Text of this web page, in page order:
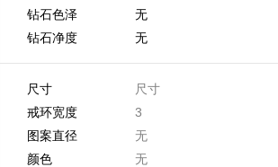
钻石色泽
无
钻石净度
无
尺寸
尺寸
戒环宽度
3
图案直径
无
颜色
无